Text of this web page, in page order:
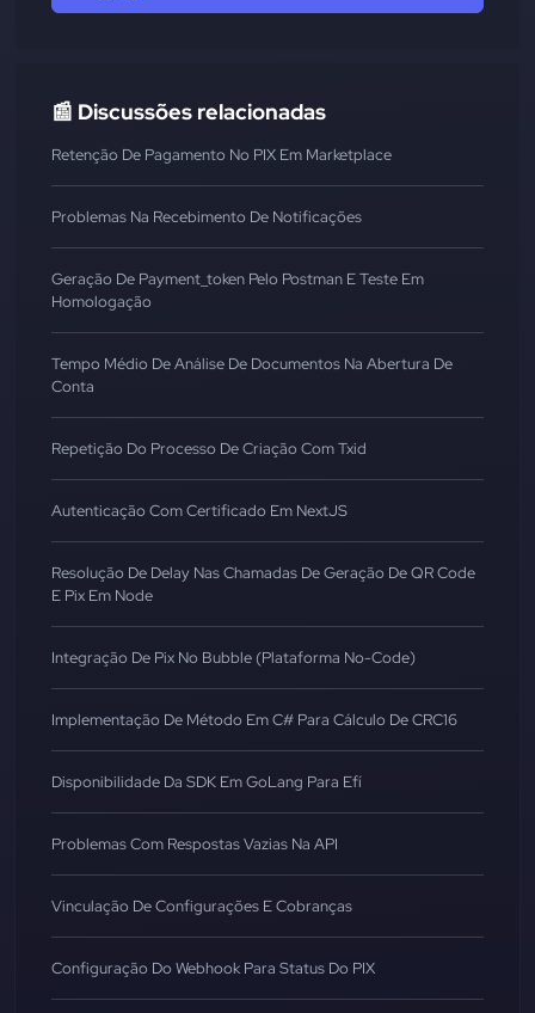
📰 Discussões relacionadas
Retenção De Pagamento No PIX Em Marketplace
Problemas Na Recebimento De Notificações
Geração De Payment_token Pelo Postman E Teste Em
Homologação
Tempo Médio De Análise De Documentos Na Abertura De
Conta
Repetição Do Processo De Criação Com Txid
Autenticação Com Certificado Em NextJS
Resolução De Delay Nas Chamadas De Geração De QR Code
E Pix Em Node
Integração De Pix No Bubble (Plataforma No-Code)
Implementação De Método Em C# Para Cálculo De CRC16
Disponibilidade Da SDK Em GoLang Para Efí
Problemas Com Respostas Vazias Na API
Vinculação De Configurações E Cobranças
Configuração Do Webhook Para Status Do PIX